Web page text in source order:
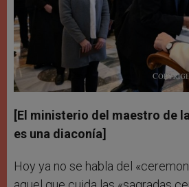
[El ministerio del maestro de
es una diaconía]
Hoy ya no se habla del